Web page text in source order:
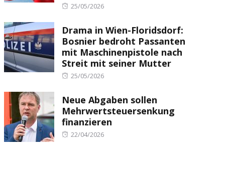
Posted
25/05/2026
Drama in Wien-Floridsdorf:
Bosnier bedroht Passanten
mit Maschinenpistole nach
Streit mit seiner Mutter
Posted
25/05/2026
Neue Abgaben sollen
Mehrwertsteuersenkung
finanzieren
Posted
22/04/2026